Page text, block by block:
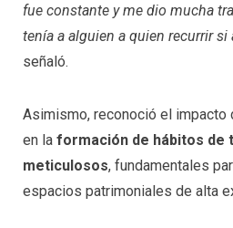
fue constante y me dio mucha
tenía a alguien a quien recurrir si
señaló.
Asimismo, reconoció el impacto
en la formación de hábitos de
meticulosos, fundamentales
espacios patrimoniales de alta